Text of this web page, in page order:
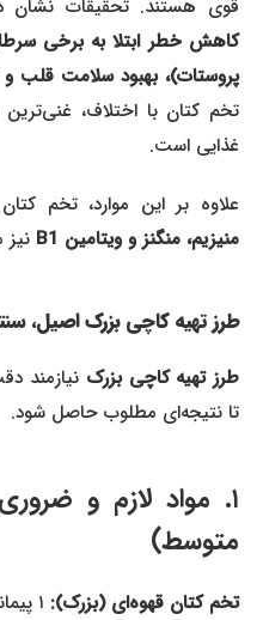
قوی هستند. تحقیقات نشان
کاهش خطر ابتلا به برخی
پروستات)، بهبود سلامت قلب و
تخم کتان با اختلاف، غنی‌ترین
غذایی است.
علاوه بر این موارد، تخم کتان
منیزیم، منگنز و ویتامین B1
نیز
طرز تهیه کاچی بزرک اصیل،
طرز تهیه کاچی بزرکنیازمند دقت
تا نتیجه‌ای مطلوب حاصل شود.
۱. مواد لازم و
متوسط)
تخم کتان قهوه‌ای (بزرک):۱ پیمانه